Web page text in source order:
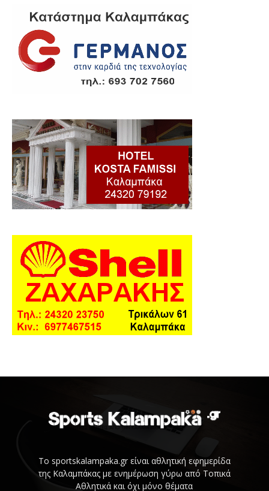
Το sportskalampaka.gr είναι αθλητική εφημερίδα
της Καλαμπάκας με ενημέρωση γύρω από Τοπικά
Αθλητικά και όχι μόνο θέματα